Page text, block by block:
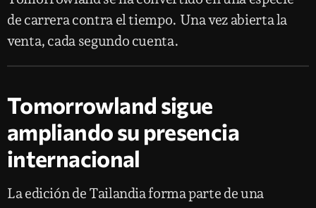
de carrera contra el tiempo. Una vez abierta la
venta, cada segundo cuenta.
Tomorrowland sigue
ampliando su presencia
internacional
La edición de Tailandia forma parte de una